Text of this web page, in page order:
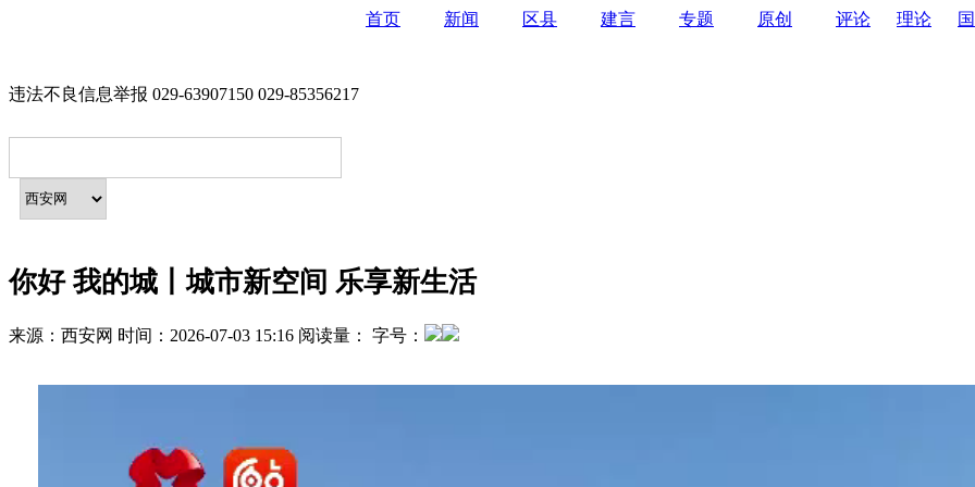
首页 新闻 区县 建言 专题 原创 评论 理论
违法不良信息举报 029-63907150 029-85356217
你好 我的城丨城市新空间 乐享新生活
来源： 西安网 时间： 2026-07-03 15:16 阅读量： 字号：